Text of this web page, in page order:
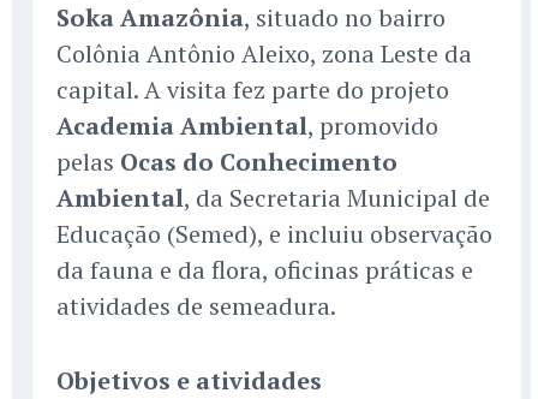
Soka Amazônia, situado no bairro
Colônia Antônio Aleixo, zona Leste da
capital. A visita fez parte do projeto
Academia Ambiental, promovido
pelas Ocas do Conhecimento
Ambiental, da Secretaria Municipal de
Educação (Semed), e incluiu observação
da fauna e da flora, oficinas práticas e
atividades de semeadura.
Objetivos e atividades